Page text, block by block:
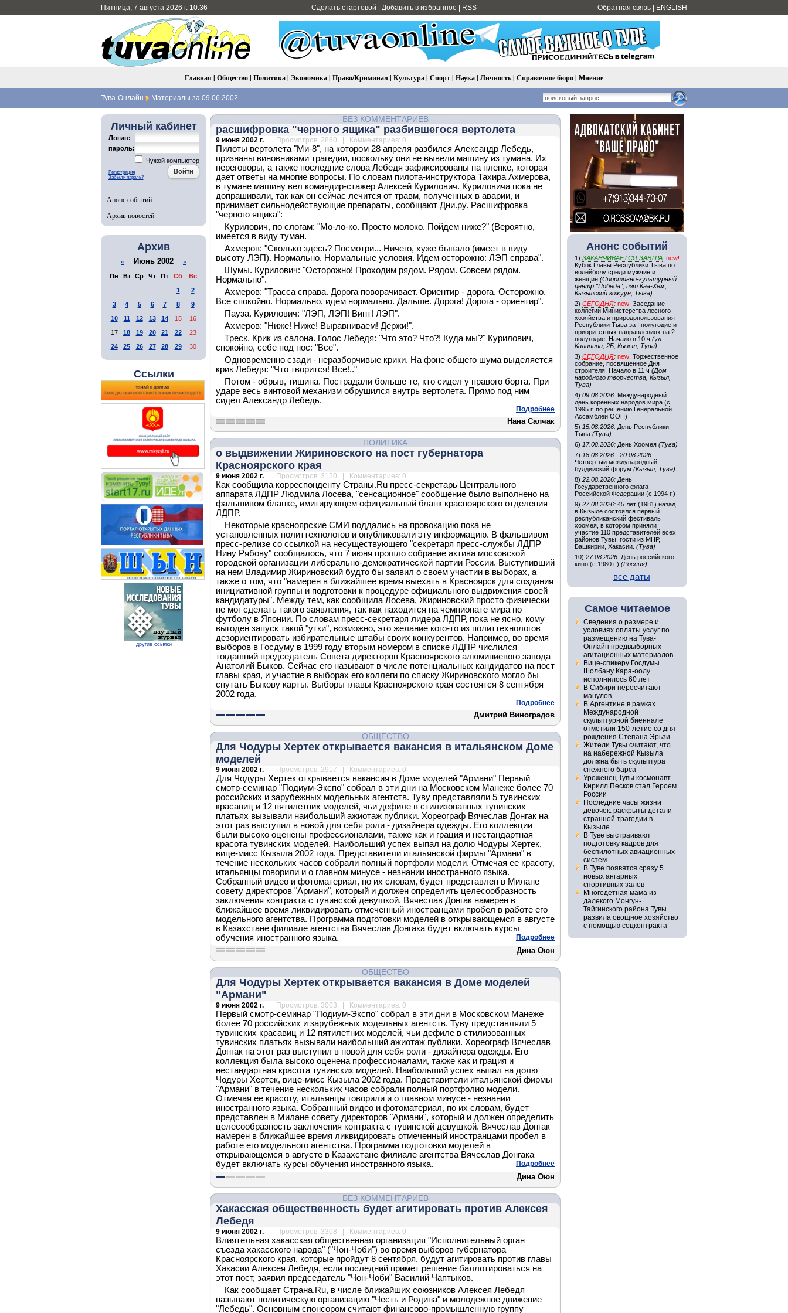
Пятница, 7 августа 2026 г. 10:36 Сделать стартовой Добавить в избранное RSS Обратная связь ENGLISH
Главная | Общество| Политика| Экономика| Право/Криминал| Культура| Спорт| Наука| Личность| Справочное бюро| Мнение
Тува-Онлайн Материалы за 09.06.2002
Личный кабинет
Логин:
пароль:
Чужой компьютер
Регистрация
Забыли пароль?
Анонс событий
Архив новостей
Архив
« Июнь 2002 »
Пн Вт Ср Чт Пт Сб
Вс
1
2
3
4 5 6 7 8
9
10
11 12 13 14 15
16
17
18 19 20 21 22
23
24
25 26 27 28 29 30
Ссылки
другие ссылки
БЕЗ КОММЕНТАРИЕВ
расшифровка "черного ящика" разбившегося вертолета
9 июня 2002 г. | Просмотров: 2860 | Комментариев: 0
Пилоты вертолета "Ми-8", на котором 28 апреля разбился Александр Лебедь,
признаны виновниками трагедии, поскольку они не вывели машину из тумана. Их
переговоры, а также последние слова Лебедя зафиксированы на пленке, которая
дает ответы на многие вопросы. По словам пилота-инструктора Тахира Ахмерова,
в тумане машину вел командир-стажер Алексей Курилович. Куриловича пока не
допрашивали, так как он сейчас лечится от травм, полученных в аварии, и
принимает сильнодействующие препараты, сообщают Дни.ру. Расшифровка
"черного ящика":
Курилович, по слогам: "Мо-ло-ко. Просто молоко. Пойдем ниже?" (Вероятно,
имеется в виду туман.
Ахмеров: "Сколько здесь? Посмотри... Ничего, хуже бывало (имеет в виду
высоту ЛЭП). Нормально. Нормальные условия. Идем осторожно: ЛЭП справа".
Шумы. Курилович: "Осторожно! Проходим рядом. Рядом. Совсем рядом.
Нормально".
Ахмеров: "Трасса справа. Дорога поворачивает. Ориентир - дорога. Осторожно.
Все спокойно. Нормально, идем нормально. Дальше. Дорога! Дорога - ориентир".
Пауза. Курилович: "ЛЭП, ЛЭП! Винт! ЛЭП".
Ахмеров: "Ниже! Ниже! Выравниваем! Держи!".
Треск. Крик из салона. Голос Лебедя: "Что это? Что?! Куда мы?" Курилович,
спокойно, себе под нос: "Все".
Одновременно сзади - неразборчивые крики. На фоне общего шума выделяется
крик Лебедя: "Что творится! Все!.."
Потом - обрыв, тишина. Пострадали больше те, кто сидел у правого борта. При
ударе весь винтовой механизм обрушился внутрь вертолета. Прямо под ним
сидел Александр Лебедь.
Подробнее
Нана Салчак
ПОЛИТИКА
о выдвижении Жириновского на пост губернатора
Красноярского края
9 июня 2002 г. | Просмотров: 3150 | Комментариев: 0
Как сообщила корреспонденту Страны.Ru пресс-секретарь Центрального
аппарата ЛДПР Людмила Лосева, "сенсационное" сообщение было выполнено на
фальшивом бланке, имитирующем официальный бланк красноярского отделения
ЛДПР.
Некоторые красноярские СМИ поддались на провокацию пока не
установленных политтехнологов и опубликовали эту информацию. В фальшивом
пресс-релизе со ссылкой на несуществующего "секретаря пресс-службы ЛДПР
Нину Рябову" сообщалось, что 7 июня прошло собрание актива московской
городской организации либерально-демократической партии России. Выступивший
на нем Владимир Жириновский будто бы заявил о своем участии в выборах, а
также о том, что "намерен в ближайшее время выехать в Красноярск для создания
инициативной группы и подготовки к процедуре официального выдвижения своей
кандидатуры". Между тем, как сообщила Лосева, Жириновский просто физически
не мог сделать такого заявления, так как находится на чемпионате мира по
футболу в Японии. По словам пресс-секретаря лидера ЛДПР, пока не ясно, кому
выгоден запуск такой "утки", возможно, это желание кого-то из политтехнологов
дезориентировать избирательные штабы своих конкурентов. Например, во время
выборов в Госдуму в 1999 году вторым номером в списке ЛДПР числился
тогдашний председатель Совета директоров Красноярского алюминиевого завода
Анатолий Быков. Сейчас его называют в числе потенциальных кандидатов на пост
главы края, и участие в выборах его коллеги по списку Жириновского могло бы
спутать Быкову карты. Выборы главы Красноярского края состоятся 8 сентября
2002 года.
Подробнее
Дмитрий Виноградов
ОБЩЕСТВО
Для Чодуры Хертек открывается вакансия в итальянском Доме
моделей
9 июня 2002 г. | Просмотров: 2917 | Комментариев: 0
Для Чодуры Хертек открывается вакансия в Доме моделей "Армани" Первый
смотр-семинар "Подиум-Экспо" собрал в эти дни на Московском Манеже более 70
российских и зарубежных модельных агентств. Туву представляли 5 тувинских
красавиц и 12 пятилетних моделей, чьи дефиле в стилизованных тувинских
платьях вызывали наибольший ажиотаж публики. Хореограф Вячеслав Донгак на
этот раз выступил в новой для себя роли - дизайнера одежды. Его коллекции
были высоко оценены профессионалами, также как и грация и нестандартная
красота тувинских моделей. Наибольший успех выпал на долю Чодуры Хертек,
вице-мисс Кызыла 2002 года. Представители итальянской фирмы "Армани" в
течение нескольких часов собрали полный портфоли модели. Отмечая ее красоту,
итальянцы говорили и о главном минусе - незнании иностранного языка.
Собранный видео и фотоматериал, по их словам, будет представлен в Милане
совету директоров "Армани", который и должен определить целесообразность
заключения контракта с тувинской девушкой. Вячеслав Донгак намерен в
ближайшее время ликвидировать отмеченный иностранцами пробел в работе его
модельного агентства. Программа подготовки моделей в открывающемся в августе
в Казахстане филиале агентства Вячеслав Донгака будет включать курсы
обучения иностранного языка.
Подробнее
Дина Оюн
ОБЩЕСТВО
Для Чодуры Хертек открывается вакансия в Доме моделей
"Армани"
9 июня 2002 г. | Просмотров: 3003 | Комментариев: 0
Первый смотр-семинар "Подиум-Экспо" собрал в эти дни в Московском Манеже
более 70 российских и зарубежных модельных агентств. Туву представляли 5
тувинских красавиц и 12 пятилетних моделей, чьи дефиле в стилизованных
тувинских платьях вызывали наибольший ажиотаж публики. Хореограф Вячеслав
Донгак на этот раз выступил в новой для себя роли - дизайнера одежды. Его
коллекция была высоко оценена профессионалами, также как и грация и
нестандартная красота тувинских моделей. Наибольший успех выпал на долю
Чодуры Хертек, вице-мисс Кызыла 2002 года. Представители итальянской фирмы
"Армани" в течение нескольких часов собрали полный портфолио модели.
Отмечая ее красоту, итальянцы говорили и о главном минусе - незнании
иностранного языка. Собранный видео и фотоматериал, по их словам, будет
представлен в Милане совету директоров "Армани", который и должен определить
целесообразность заключения контракта с тувинской девушкой. Вячеслав Донгак
намерен в ближайшее время ликвидировать отмеченный иностранцами пробел в
работе его модельного агентства. Программа подготовки моделей в
открывающемся в августе в Казахстане филиале агентства Вячеслав Донгака
будет включать курсы обучения иностранного языка.
Подробнее
Дина Оюн
БЕЗ КОММЕНТАРИЕВ
Хакасская общественность будет агитировать против Алексея
Лебедя
9 июня 2002 г. | Просмотров: 3308 | Комментариев: 0
Влиятельная хакасская общественная организация "Исполнительный орган
съезда хакасского народа" ("Чон-Чоби") во время выборов губернатора
Красноярского края, которые пройдут 8 сентября, будут агитировать против главы
Хакасии Алексея Лебедя, если последний примет решение баллотироваться на
этот пост, заявил председатель "Чон-Чоби" Василий Чаптыков.
Как сообщает Страна.Ru, в числе ближайших союзников Алексея Лебедя
называют политическую организацию "Честь и Родина" и молодежное движение
"Лебедь". Основным спонсором считают финансово-промышленную группу
Анонс событий
1) ЗАКАНЧИВАЕТСЯ ЗАВТРА: new!
Кубок Главы Республики Тыва по
волейболу среди мужчин и
женщин (Спортивно-культурный
центр "Победа", пгт Каа-Хем,
Кызылский кожуун, Тыва)
2) СЕГОДНЯ: new! Заседание
коллегии Министерства лесного
хозяйства и природопользования
Республики Тыва за I полугодие и
приоритетных направлениях на 2
полугодие. Начало в 10 ч (ул.
Калинина, 2Б, Кызыл, Тува)
3) СЕГОДНЯ: new! Торжественное
собрание, посвященное Дня
строителя. Начало в 11 ч (Дом
народного творчества, Кызыл,
Тува)
4) 09.08.2026: Международный
день коренных народов мира (с
1995 г, по решению Генеральной
Ассамблеи ООН)
5) 15.08.2026: День Республики
Тыва (Тува)
6) 17.08.2026: День Хоомея (Тува)
7) 18.08.2026 - 20.08.2026:
Четвертый международный
буддийский форум (Кызыл, Тува)
8) 22.08.2026: День
Государственного флага
Российской Федерации (с 1994 г.)
9) 27.08.2026: 45 лет (1981) назад
в Кызыле состоялся первый
республиканский фестиваль
хоомея, в котором приняли
участие 110 представителей всех
районов Тувы, гости из МНР,
Башкирии, Хакасии. (Тува)
10) 27.08.2026: День российского
кино (с 1980 г.) (Россия)
все даты
Самое читаемое
Сведения о размере и
условиях оплаты услуг по
размещению на Тува-
Онлайн предвыборных
агитационных материалов
Вице-спикеру Госдумы
Шолбану Кара-оолу
исполнилось 60 лет
В Сибири пересчитают
манулов
В Аргентине в рамках
Международной
скульптурной биеннале
отметили 150-летие со дня
рождения Степана Эрьзи
Жители Тувы считают, что
на набережной Кызыла
должна быть скульптура
снежного барса
Уроженец Тувы космонавт
Кирилл Песков стал Героем
России
Последние часы жизни
девочек: раскрыты детали
странной трагедии в
Кызыле
В Туве выстраивают
подготовку кадров для
беспилотных авиационных
систем
В Туве появятся сразу 5
новых ангарных
спортивных залов
Многодетная мама из
далекого Монгун-
Тайгинского района Тувы
развила овощное хозяйство
с помощью соцконтракта